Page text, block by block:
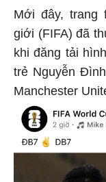
Mới đây, trang
giới (FIFA) đã
khi đăng tải
trẻ Nguyễn
Manchester